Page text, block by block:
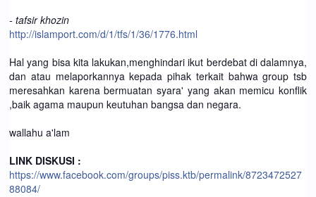
- tafsir khozin
http://islamport.com/d/1/tfs/1/36/1776.html
Hal yang bisa kita lakukan,menghindari ikut berdebat di dalamnya,
dan atau melaporkannya kepada pihak terkait bahwa group tsb
meresahkan karena bermuatan syara' yang akan memicu konflik
,baik agama maupun keutuhan bangsa dan negara.
wallahu a'lam
LINK DISKUSI :
https://www.facebook.com/groups/piss.ktb/permalink/8723472527
88084/